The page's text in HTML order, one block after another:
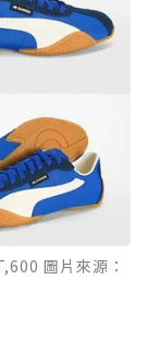
圖片來源：